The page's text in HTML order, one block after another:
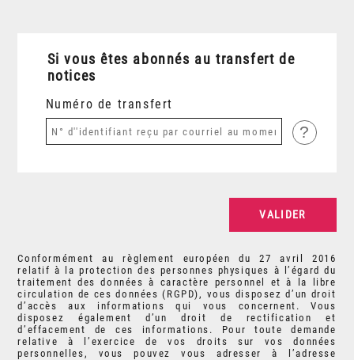
Si vous êtes abonnés au transfert de
notices
Numéro de transfert
?
Conformément au règlement européen du 27 avril 2016
relatif à la protection des personnes physiques à l’égard du
traitement des données à caractère personnel et à la libre
circulation de ces données (RGPD), vous disposez d’un droit
d’accès aux informations qui vous concernent. Vous
disposez également d’un droit de rectification et
d’effacement de ces informations. Pour toute demande
relative à l’exercice de vos droits sur vos données
personnelles, vous pouvez vous adresser à l’adresse